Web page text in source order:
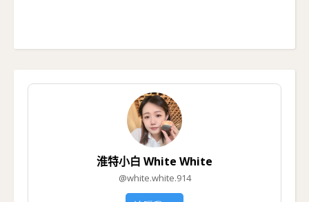
淮特小白 White White
@white.white.914